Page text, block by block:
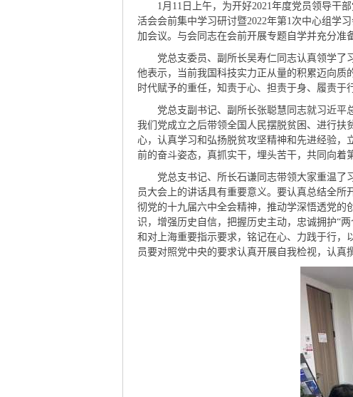
1月11日上午，为开好2021年度党员领导干部
活会会前集中学习研讨暨2022年第1次中心组学
加会议。与会同志在会前开展专题自学并充分准
党总支委员、副所长吴寿仁同志认真领学了习
他表示，当前我国科技实力正从量的积累迈向
时代赋予的重任，知责于心、担责于身、履责于
党总支副书记、副所长张聪慧同志就习近平总
我们党成立之后带领全国人民摆脱贫困、进行
心，认真学习和弘扬脱贫攻坚精神和先进经验
前的奋斗姿态，真抓实干，埋头苦干，共同向着
党总支书记、所长石谦同志带领大家重温了习
员大会上的讲话具有重要意义。要认真总结全
彻党的十九届六中全会精神，推动学深悟透党
识，增强历史自信，把握历史主动，忠诚拥护“
和对上海重要指示要求，铭记在心、力践于行
员要对照党中央的要求认真开展自我检视，认真